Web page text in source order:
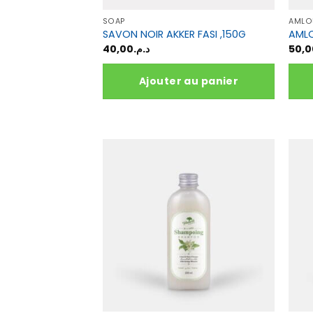
SOAP
SAVON NOIR AKKER FASI ,150G
د.م.40,00
Ajouter au panier